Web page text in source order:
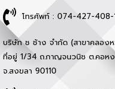
โทรศัพท์ : 074-427-408-
บริษัท ช ช้าง จำกัด (สาขาคลองห
ที่อยู่ 1/34 ถ.กาญจนวนิช ต.คอห
จ.สงขลา 90110